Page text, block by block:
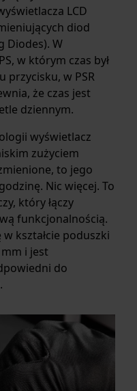
LCD
diod
Diodes). W
w którym czas był
przycisku, w PSR
że czas jest
dziennym.
wyświetlacz
zużyciem
to jego
Nic więcej. To
który łączy
funkcjonalnością.
kształcie poduszki
i jest
do